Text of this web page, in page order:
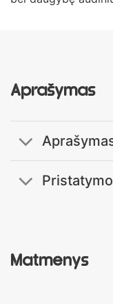
Matmenys
Aprašymas